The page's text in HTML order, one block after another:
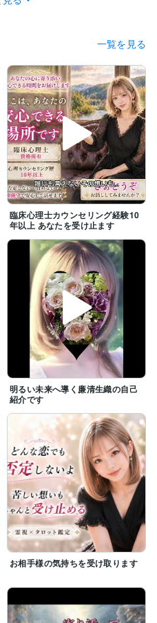
ら
していくことで
す
に
ださい
繋がるように
う
ます꒰ঌ໒꒱
一覧を見る
臨床心理士カウンセリング経験10
年以上 あなたを受け止ます
明るい未来へ導く廉清生織の自己
紹介です
お相手様の気持ちを受け取ります